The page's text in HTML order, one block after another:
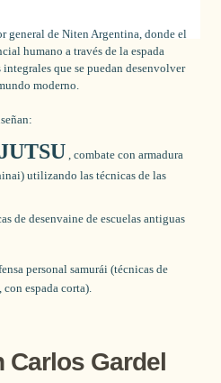
general de Niten Argentina, donde el
humano a través de la espada
integrales que se puedan desenvolver
moderno.
, combate con armadura
utilizando las técnicas de las
de desenvaine de escuelas antiguas
personal samurái (técnicas de
espada corta).
Carlos Gardel